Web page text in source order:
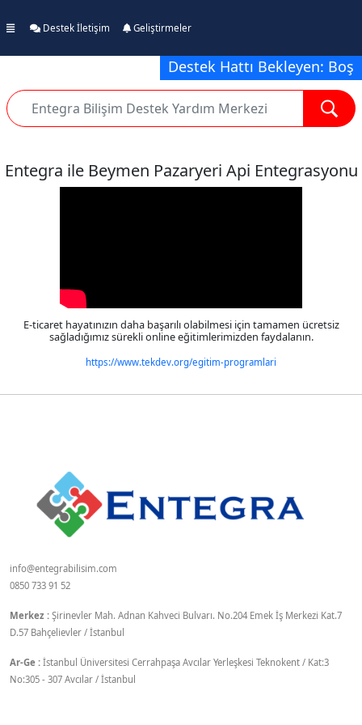
Destek İletişim Geliştirmeler
Destek Hattı Bekleyen: Boş
Entegra ile Beymen Pazaryeri Api Entegrasyonu
E-ticaret hayatınızın daha başarılı olabilmesi için tamamen ücretsiz
sağladığımız sürekli online eğitimlerimizden faydalanın.
https://www.tekdev.org/egitim-programlari
info@entegrabilisim.com
0850 733 91 52
Merkez : Şirinevler Mah. Adnan Kahveci Bulvarı. No.204 Emek İş Merkezi Kat.7
D.57 Bahçelievler / İstanbul
Ar-Ge : İstanbul Üniversitesi Cerrahpaşa Avcılar Yerleşkesi Teknokent / Kat:3
No:305 - 307 Avcılar / İstanbul